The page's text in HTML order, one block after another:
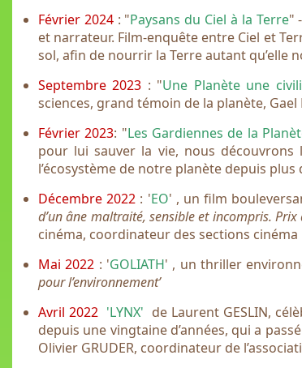
Février 2024 : "Paysans du Ciel à la Terre"
et narrateur. Film-enquête entre Ciel et
sol, afin de nourrir la Terre autant qu’elle
Septembre 2023 : "Une Planète une
sciences, grand témoin de la planète,
Février 2023: "Les Gardiennes de la
pour lui sauver la vie, nous découvrons
l’écosystème de notre planète depuis plus
Décembre 2022 : 'EO' , un film
d’un âne maltraité, sensible et incompris.Prix
cinéma, coordinateur des sections cinéma
Mai 2022 : 'GOLIATH' , un thriller
pour l’environnement’
Avril 2022 'LYNX' de Laurent GESLIN,
depuis une vingtaine d’années, qui a
Olivier GRUDER, coordinateur de